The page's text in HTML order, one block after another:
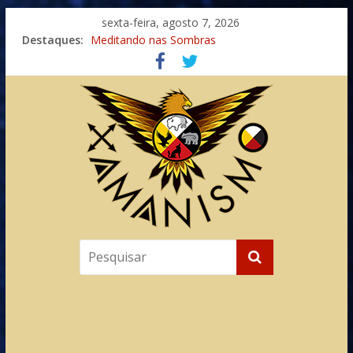
sexta-feira, agosto 7, 2026
Destaques: Meditando nas Sombras
Autosuficiência: A Jornada do Espírito Ancestral
Xamanismo Universal
Totens – Caminho Espiritual – Crescimento
Imaginação na Cura